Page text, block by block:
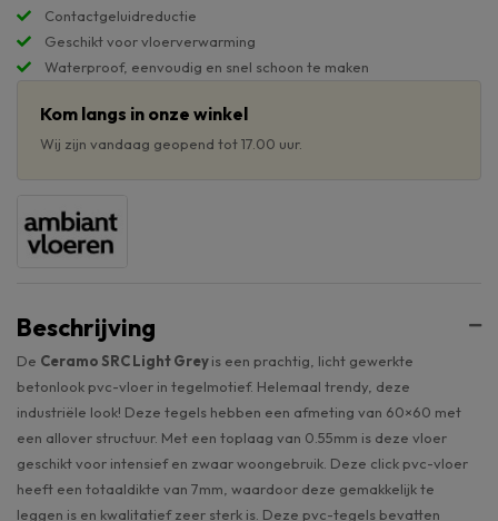
Contactgeluidreductie
Geschikt voor vloerverwarming
Waterproof, eenvoudig en snel schoon te maken
Kom langs in onze winkel
Wij zijn vandaag geopend tot 17.00 uur.
Beschrijving
De Ceramo SRC Light Greyis een prachtig, licht gewerkte
betonlook pvc-vloer in tegelmotief. Helemaal trendy, deze
industriële look! Deze tegels hebben een afmeting van 60×60 met
een allover structuur. Met een toplaag van 0.55mm is deze vloer
geschikt voor intensief en zwaar woongebruik. Deze click pvc-vloer
heeft een totaaldikte van 7mm, waardoor deze gemakkelijk te
leggen is en kwalitatief zeer sterk is. Deze pvc-tegels bevatten